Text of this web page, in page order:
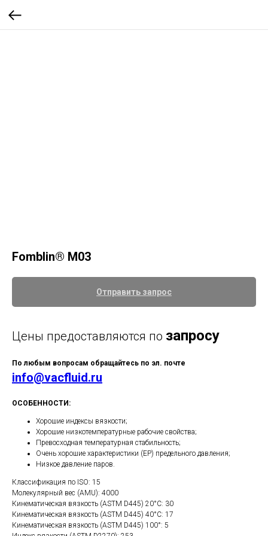
Fomblin® M03
Отправить запрос
Цены предоставляются по запросу
По любым вопросам обращайтесь по эл. почте
info@vacfluid.ru
ОСОБЕННОСТИ:
Хорошие индексы вязкости;
Хорошие низкотемпературные рабочие свойства;
Превосходная температурная стабильность;
Очень хорошие характеристики (EP) предельного давления;
Низкое давление паров.
Классификация по ISO: 15
Молекулярный вес (AMU): 4000
Кинематическая вязкость (ASTM D445) 20°C: 30
Кинематическая вязкость (ASTM D445) 40°C: 17
Кинематическая вязкость (ASTM D445) 100°: 5